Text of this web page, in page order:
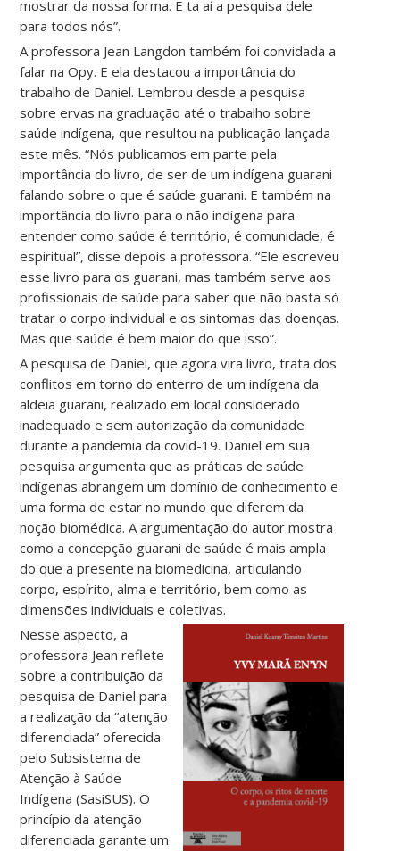
mostrar da nossa forma. E ta aí a pesquisa dele
para todos nós”.
A professora Jean Langdon também foi convidada a
falar na Opy. E ela destacou a importância do
trabalho de Daniel. Lembrou desde a pesquisa
sobre ervas na graduação até o trabalho sobre
saúde indígena, que resultou na publicação lançada
este mês. “Nós publicamos em parte pela
importância do livro, de ser de um indígena guarani
falando sobre o que é saúde guarani. E também na
importância do livro para o não indígena para
entender como saúde é território, é comunidade, é
espiritual”, disse depois a professora. “Ele escreveu
esse livro para os guarani, mas também serve aos
profissionais de saúde para saber que não basta só
tratar o corpo individual e os sintomas das doenças.
Mas que saúde é bem maior do que isso”.
A pesquisa de Daniel, que agora vira livro, trata dos
conflitos em torno do enterro de um indígena da
aldeia guarani, realizado em local considerado
inadequado e sem autorização da comunidade
durante a pandemia da covid-19. Daniel em sua
pesquisa argumenta que as práticas de saúde
indígenas abrangem um domínio de conhecimento e
uma forma de estar no mundo que diferem da
noção biomédica. A argumentação do autor mostra
como a concepção guarani de saúde é mais ampla
do que a presente na biomedicina, articulando
corpo, espírito, alma e território, bem como as
dimensões individuais e coletivas.
Nesse aspecto, a
professora Jean reflete
sobre a contribuição da
pesquisa de Daniel para
a realização da “atenção
diferenciada” oferecida
pelo Subsistema de
Atenção à Saúde
Indígena (SasiSUS). O
princípio da atenção
diferenciada garante um